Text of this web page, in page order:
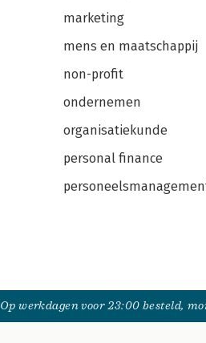
marketing
mens en maatschappij
non-profit
ondernemen
organisatiekunde
personal finance
Op werkdagen voor 23:00 besteld,